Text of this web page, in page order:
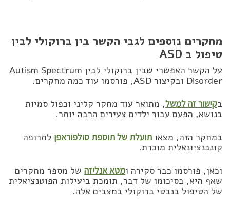
מחקרים נוספים לגבי הקשר בין ברוקולי לבין
טיפול ב ASD
על הקשר האפשרי שבין ברוקולי לבין Autism Spectrum
Disorder ובקיצור ASD, פורסמו עוד כמה מחקרים.
בקישור זה למשל, מתואר עוד מחקר קליני וכפול סמיות
בנושא, הפעם עבור ילדים צעירים הרבה יותר.
במחקר הזה, מצאו תועלת של תוספת סולפוראפן לתרופה
קונבנציונאלית מוכרת.
וכאן, פורסמו כבר סקירה ומטא אנליזה של מספר מחקרים
שאף היא, בסיכומו של דבר, תומכת ביעילות הפוטנציאלית
של הטיפול בנבטי ברוקולי במצבים אלה.